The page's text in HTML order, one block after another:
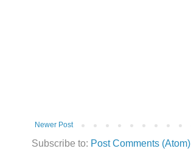
Newer Post
Subscribe to: Post Comments (Atom)